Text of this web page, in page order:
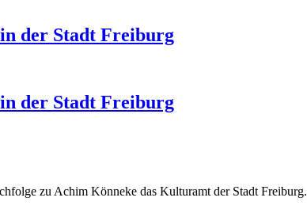
der Stadt Freiburg
der Stadt Freiburg
zu Achim Könneke das Kulturamt der Stadt Freiburg.